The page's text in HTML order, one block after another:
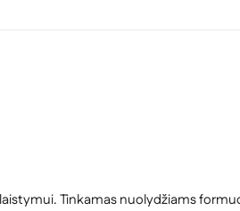
Tinkamas nuolydžiams